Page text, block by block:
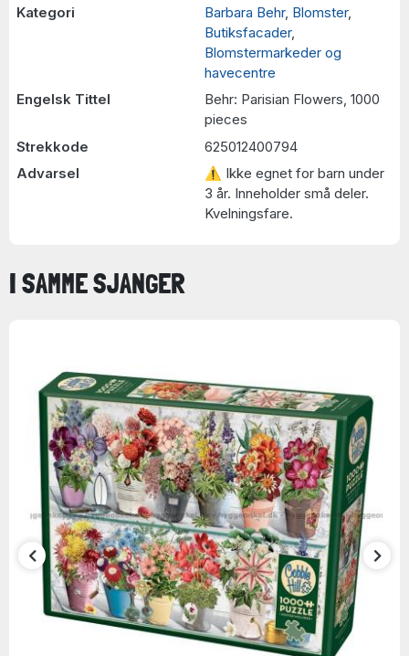
Kategori
Barbara Behr, Blomster,
Butiksfacader,
Blomstermarkeder og
havecentre
Engelsk Tittel
Behr: Parisian Flowers, 1000
pieces
Strekkode
625012400794
Advarsel
⚠ Ikke egnet for barn under
3 år. Inneholder små deler.
Kvelningsfare.
I SAMME SJANGER